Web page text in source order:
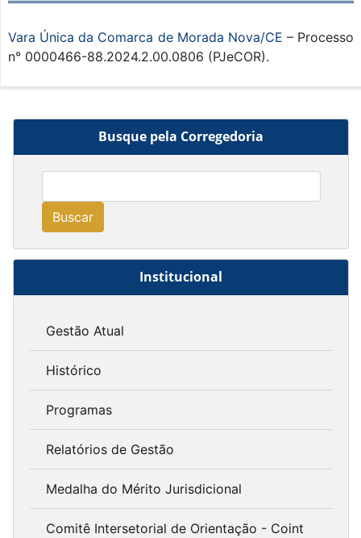
Busque pela Corregedoria
Buscar
Institucional
Gestão Atual
Histórico
Programas
Relatórios de Gestão
Medalha do Mérito Jurisdicional
Comitê Intersetorial de Orientação - Coint
Vara Única da Comarca de Morada Nova/CE – Processo
n° 0000466-88.2024.2.00.0806 (PJeCOR).